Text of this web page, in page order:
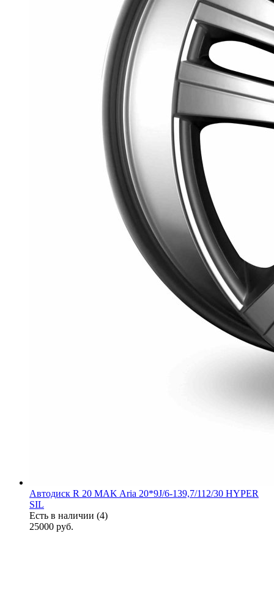
Автодиск R 20 MAK Aria 20*9J/6-139,7/112/30 HYPER
SIL
Есть в наличии (4)
25000 руб.